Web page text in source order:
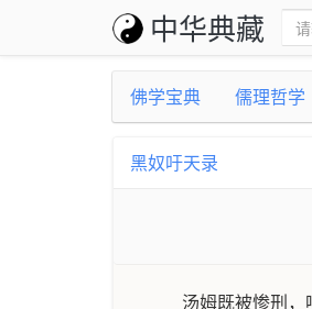
中华典藏
佛学宝典 儒理哲学
黑奴吁天录
汤姆既被惨刑，